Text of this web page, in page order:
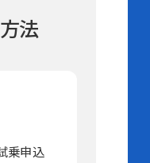
法
乗申込